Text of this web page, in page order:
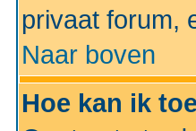
privaat forum,
Naar boven
Hoe kan ik